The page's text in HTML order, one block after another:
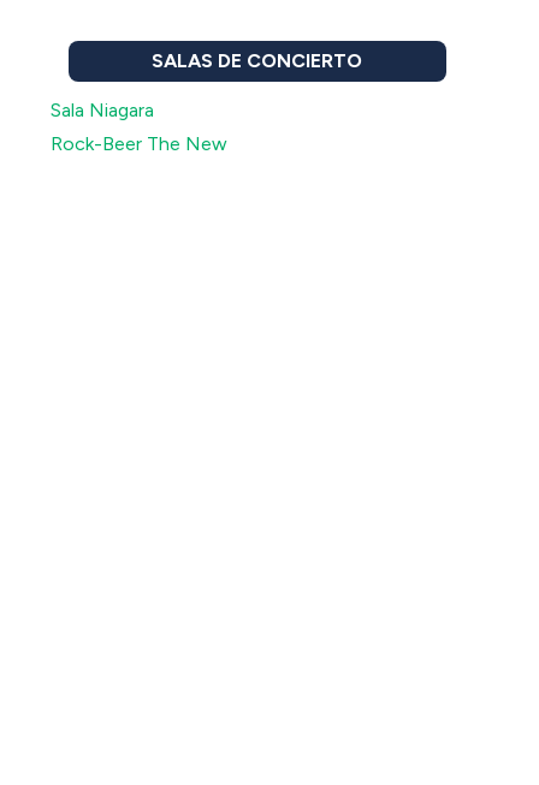
SALAS DE CONCIERTO
Sala Niagara
Rock-Beer The New